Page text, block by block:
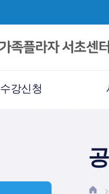
수강신청
지